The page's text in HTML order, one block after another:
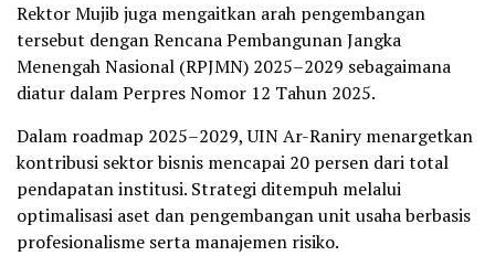
Rektor Mujib juga mengaitkan arah pengembangan
tersebut dengan Rencana Pembangunan Jangka
Menengah Nasional (RPJMN) 2025–2029 sebagaimana
diatur dalam Perpres Nomor 12 Tahun 2025.
Dalam roadmap 2025–2029, UIN Ar-Raniry menargetkan
kontribusi sektor bisnis mencapai 20 persen dari total
pendapatan institusi. Strategi ditempuh melalui
optimalisasi aset dan pengembangan unit usaha berbasis
profesionalisme serta manajemen risiko.